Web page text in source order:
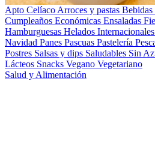
Apto Celíaco Arroces y pastas Bebidas
Cumpleaños Económicas Ensaladas
Hamburguesas Helados Internacionales
Navidad Panes Pascuas Pastelería
Postres Salsas y dips Saludables Sin
Lácteos Snacks Vegano Vegetariano
Salud y Alimentación